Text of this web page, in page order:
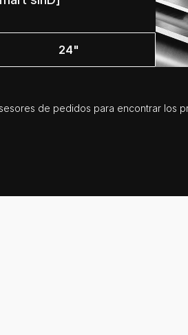
24"
de pedidos para encontrar los